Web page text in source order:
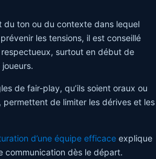
du ton ou du contexte dans lequel
les tensions, il est conseillé
surtout en début de
de fair-play, qu’ils soient oraux ou
de limiter les dérives et les
d’une équipe efficace explique
communication dès le départ.